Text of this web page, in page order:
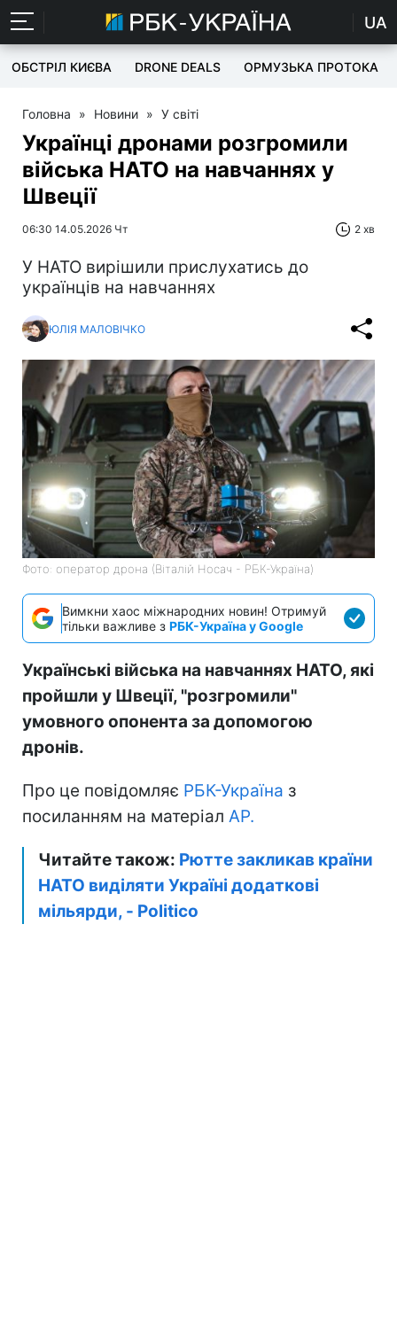
UA
ОБСТРІЛ КИЄВА DRONE DEALS ОРМУЗЬКА ПРОТОКА
Головна » Новини » У світі
Українці дронами розгромили
війська НАТО на навчаннях у
Швеції
06:30 14.05.2026 Чт 2 хв
У НАТО вирішили прислухатись до
українців на навчаннях
ЮЛІЯ МАЛОВІЧКО
Фото: оператор дрона (Віталій Носач - РБК-Україна)
Вимкни хаос міжнародних новин! Отримуй
тільки важливе з РБК-Україна у Google
Українські війська на навчаннях НАТО, які
пройшли у Швеції, "розгромили"
умовного опонента за допомогою
дронів.
Про це повідомляє РБК-Україна з
посиланням на матеріал АР.
Читайте також: Рютте закликав країни
НАТО виділяти Україні додаткові
мільярди, - Politico